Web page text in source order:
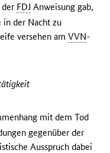
der FDJ Anweisung gab,
in der Nacht zu
versehen amVVN-
mit dem Tod
gegenüber der
Ausspruch dabei